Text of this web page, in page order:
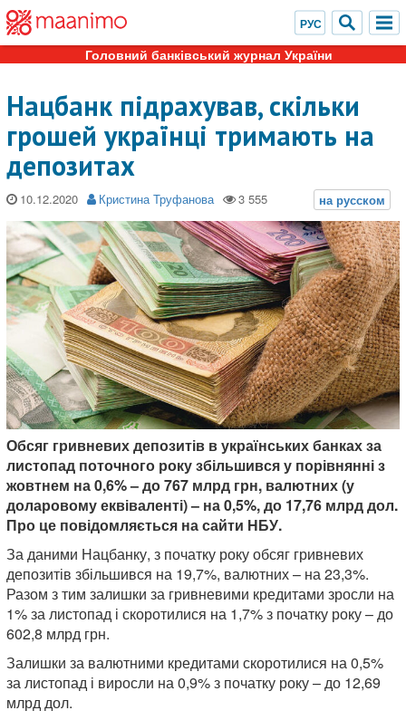
Головний банківський журнал України
Нацбанк підрахував, скільки
грошей українці тримають на
депозитах
10.12.2020 Кристина Труфанова
Обсяг гривневих депозитів в українських банках за
листопад поточного року збільшився у порівнянні з
жовтнем на 0,6% – до 767 млрд грн, валютних (у
доларовому еквіваленті) – на 0,5%, до 17,76 млрд дол.
Про це повідомляється на сайти НБУ.
За даними Нацбанку, з початку року обсяг гривневих
депозитів збільшився на 19,7%, валютних – на 23,3%.
Разом з тим залишки за гривневими кредитами зросли на
1% за листопад і скоротилися на 1,7% з початку року – до
602,8 млрд грн.
Залишки за валютними кредитами скоротилися на 0,5%
за листопад і виросли на 0,9% з початку року – до 12,69
млрд дол.